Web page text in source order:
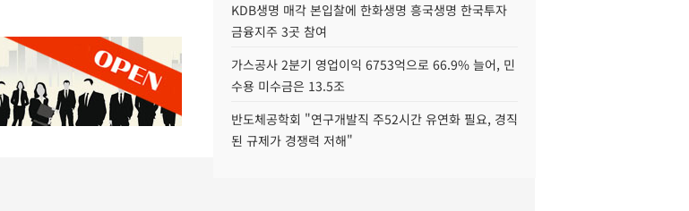
KDB생명 매각 본입찰에 한화생명 흥국생명 한국투자
금융지주 3곳 참여
가스공사 2분기 영업이익 6753억으로 66.9% 늘어, 민
수용 미수금은 13.5조
반도체공학회 "연구개발직 주52시간 유연화 필요, 경직
된 규제가 경쟁력 저해"